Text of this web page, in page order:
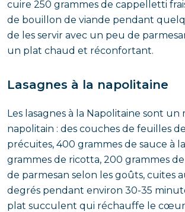
cuire 250 grammes de cappelletti
de bouillon de viande pendant
de les servir avec un peu de
un plat chaud et réconfortant.
Lasagnes à la napolitaine
Les lasagnes à la Napolitaine sont un
napolitain : des couches de feuilles
précuites, 400 grammes de sauce à
grammes de ricotta, 200 grammes
de parmesan selon les goûts, cuites
degrés pendant environ 30-35
plat succulent qui réchauffe le